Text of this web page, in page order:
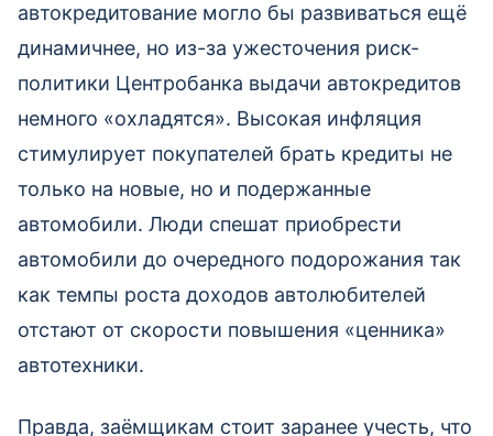
автокредитование могло бы развиваться ещё
динамичнее, но из-за ужесточения риск-
политики Центробанка выдачи автокредитов
немного «охладятся». Высокая инфляция
стимулирует покупателей брать кредиты не
только на новые, но и подержанные
автомобили. Люди спешат приобрести
автомобили до очередного подорожания так
как темпы роста доходов автолюбителей
отстают от скорости повышения «ценника»
автотехники.
Правда, заёмщикам стоит заранее учесть, что